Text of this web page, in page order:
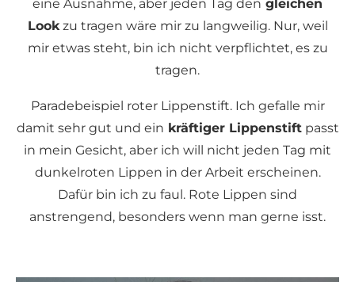
eine Ausnahme, aber jeden Tag den gleichen
Lookzu tragen wäre mir zu langweilig. Nur, weil
mir etwas steht, bin ich nicht verpflichtet, es zu
tragen.
Paradebeispiel roter Lippenstift. Ich gefalle mir
damit sehr gut und ein kräftiger Lippenstiftpasst
in mein Gesicht, aber ich will nicht jeden Tag mit
dunkelroten Lippen in der Arbeit erscheinen.
Dafür bin ich zu faul. Rote Lippen sind
anstrengend, besonders wenn man gerne isst.